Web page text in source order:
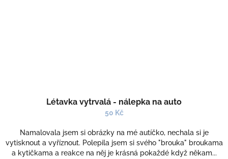
Létavka vytrvalá - nálepka na auto
50 Kč
Namalovala jsem si obrázky na mé autíčko, nechala si je
vytisknout a vyříznout. Polepila jsem si svého "brouka" broukama
a kytičkama a reakce na něj je krásná pokaždé když někam...